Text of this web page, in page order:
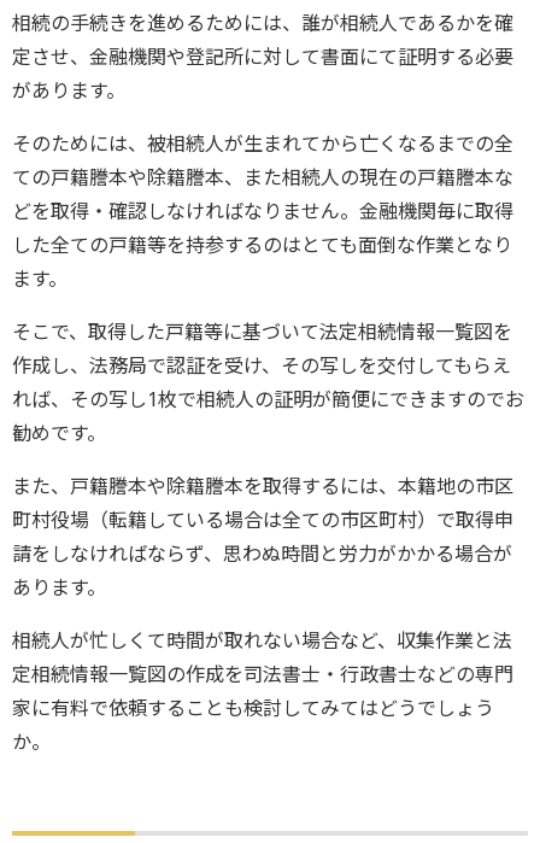
相続の手続きを進めるためには、誰が相続人であるかを確
定させ、金融機関や登記所に対して書面にて証明する必要
があります。
そのためには、被相続人が生まれてから亡くなるまでの全
ての戸籍謄本や除籍謄本、また相続人の現在の戸籍謄本な
どを取得・確認しなければなりません。金融機関毎に取得
した全ての戸籍等を持参するのはとても面倒な作業となり
ます。
そこで、取得した戸籍等に基づいて法定相続情報一覧図を
作成し、法務局で認証を受け、その写しを交付してもらえ
れば、その写し1枚で相続人の証明が簡便にできますのでお
勧めです。
また、戸籍謄本や除籍謄本を取得するには、本籍地の市区
町村役場（転籍している場合は全ての市区町村）で取得申
請をしなければならず、思わぬ時間と労力がかかる場合が
あります。
相続人が忙しくて時間が取れない場合など、収集作業と法
定相続情報一覧図の作成を司法書士・行政書士などの専門
家に有料で依頼することも検討してみてはどうでしょう
か。